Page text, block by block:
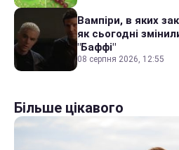
Вампіри, в яких
як сьогодні
"Баффі"
08 серпня 2026, 12:55
Більше цікавого